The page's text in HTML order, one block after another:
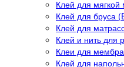
Клей для мягкой
Клей для бруса
Клей для
Клей и нить для
Клеи для
Клей для